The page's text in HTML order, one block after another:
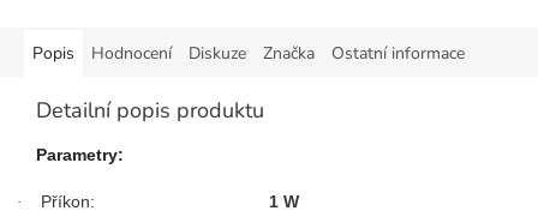
Popis Hodnocení Diskuze Značka Ostatní informace
Detailní popis produktu
Parametry:
· Příkon: 1 W